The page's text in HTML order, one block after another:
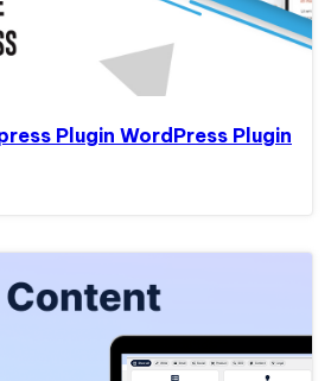
Plugin WordPress Plugin